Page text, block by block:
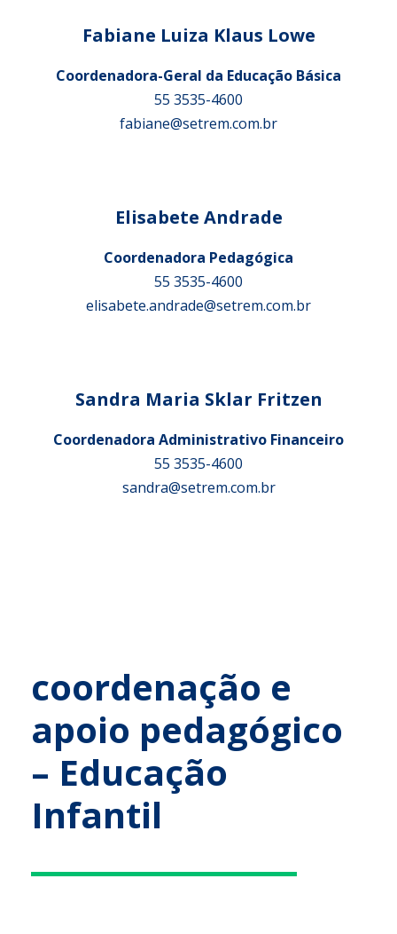
Fabiane Luiza Klaus Lowe
Coordenadora-Geral da Educação Básica
55 3535-4600
fabiane@setrem.com.br
Elisabete Andrade
Coordenadora Pedagógica
55 3535-4600
elisabete.andrade@setrem.com.br
Sandra Maria Sklar Fritzen
Coordenadora Administrativo Financeiro
55 3535-4600
sandra@setrem.com.br
coordenação e
apoio pedagógico
– Educação
Infantil